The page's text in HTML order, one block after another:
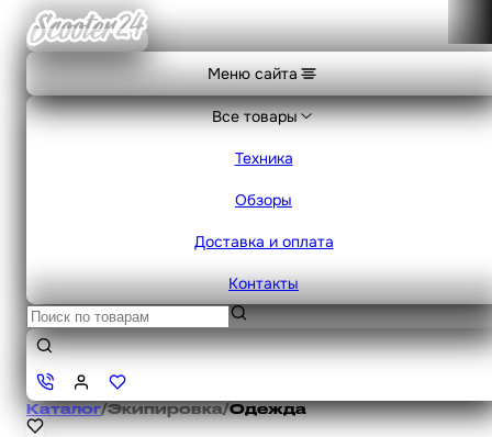
Меню сайта
Все товары
Техника
Обзоры
Доставка и оплата
Контакты
Каталог/Экипировка/Одежда